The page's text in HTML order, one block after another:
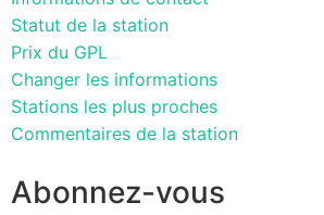
Statut de la station
Prix du GPL
Changer les informations
Stations les plus proches
Commentaires de la station
Abonnez-vous